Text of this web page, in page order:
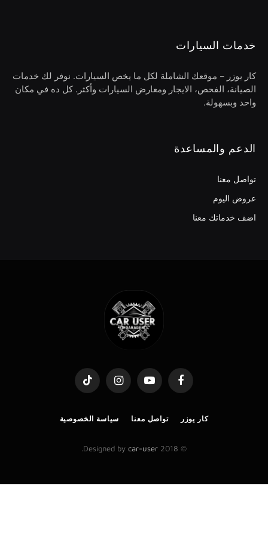
خدمات السيارات
كار يوزر – موقعك الشاملة لكل ما يخص السيارات. نوفر لك خدمات
الصيانة، الفحص، الايجار ومعارض السيارات وأكثر. كل ده في مكان
واحد وبسهولة.
الدعم والمساعدة
تواصل معنا
عروض اليوم
اضف خدماتك معنا
Facebook
YouTube
Instagram
TikTok
كار يوزر تواصل معنا سياسة الخصوصية
© 2018 Designed by
car-user
.